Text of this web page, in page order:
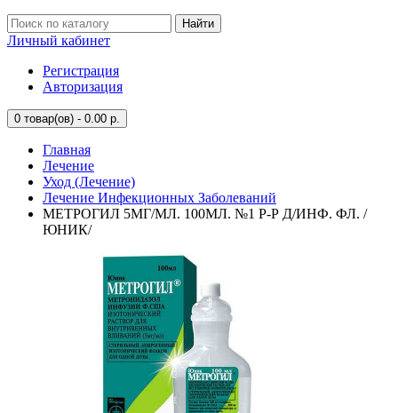
Найти
Личный кабинет
Регистрация
Авторизация
0 товар(ов) - 0.00 р.
Главная
Лечение
Уход (Лечение)
Лечение Инфекционных Заболеваний
МЕТРОГИЛ 5МГ/МЛ. 100МЛ. №1 Р-Р Д/ИНФ. ФЛ. /
ЮНИК/